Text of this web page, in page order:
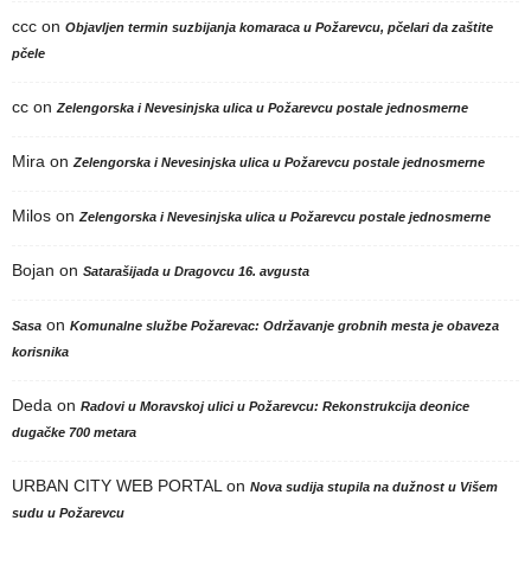
ccc on Objavljen termin suzbijanja komaraca u Požarevcu, pčelari da zaštite
pčele
cc on Zelengorska i Nevesinjska ulica u Požarevcu postale jednosmerne
Mira on Zelengorska i Nevesinjska ulica u Požarevcu postale jednosmerne
Milos on Zelengorska i Nevesinjska ulica u Požarevcu postale jednosmerne
Bojan on Satarašijada u Dragovcu 16. avgusta
Sasa on Komunalne službe Požarevac: Održavanje grobnih mesta je obaveza
korisnika
Deda on Radovi u Moravskoj ulici u Požarevcu: Rekonstrukcija deonice
dugačke 700 metara
URBAN CITY WEB PORTAL on Nova sudija stupila na dužnost u Višem
sudu u Požarevcu